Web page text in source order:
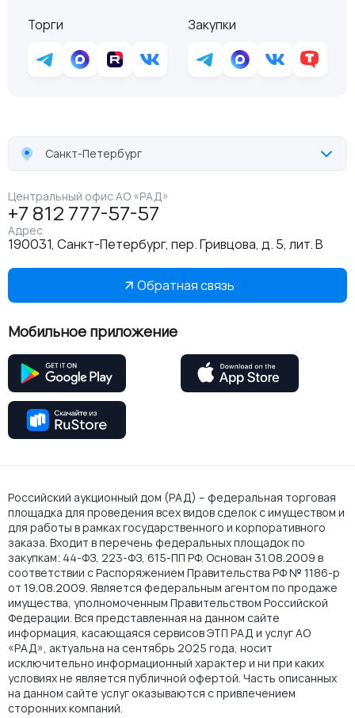
Торги
Закупки
Санкт-Петербург
Центральный офис АО «РАД»
+7 812 777-57-57
Адрес
190031, Санкт-Петербург, пер. Гривцова, д. 5, лит. В
Обратная связь
Мобильное приложение
Российский аукционный дом (РАД) – федеральная торговая
площадка для проведения всех видов сделок с имуществом и
для работы в рамках государственного и корпоративного
заказа. Входит в перечень федеральных площадок по
закупкам: 44-ФЗ, 223-ФЗ, 615-ПП РФ. Основан 31.08.2009 в
соответствии с Распоряжением Правительства РФ № 1186-р
от 19.08.2009. Является федеральным агентом по продаже
имущества, уполномоченным Правительством Российской
Федерации. Вся представленная на данном сайте
информация, касающаяся сервисов ЭТП РАД и услуг АО
«РАД», актуальна на сентябрь 2025 года, носит
исключительно информационный характер и ни при каких
условиях не является публичной офертой. Часть описанных
на данном сайте услуг оказываются с привлечением
сторонних компаний.